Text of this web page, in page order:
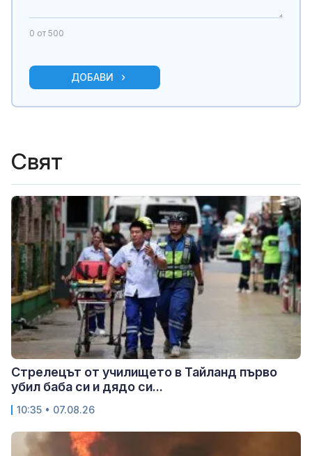
0 от 500
ДОБАВИ
Свят
Стрелецът от училището в Тайланд първо
убил баба си и дядо си...
10:35 • 07.08.26